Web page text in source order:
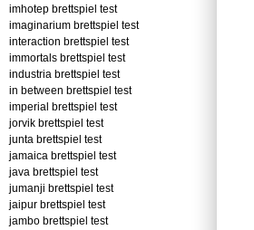
imhotep brettspiel test
imaginarium brettspiel test
interaction brettspiel test
immortals brettspiel test
industria brettspiel test
in between brettspiel test
imperial brettspiel test
jorvik brettspiel test
junta brettspiel test
jamaica brettspiel test
java brettspiel test
jumanji brettspiel test
jaipur brettspiel test
jambo brettspiel test